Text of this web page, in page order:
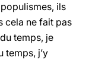
ils
cela ne fait pas
temps, je
temps, j’y